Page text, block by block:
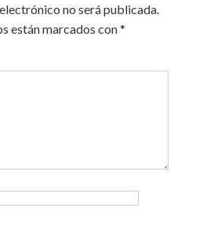
no será publicada.
están marcados con*